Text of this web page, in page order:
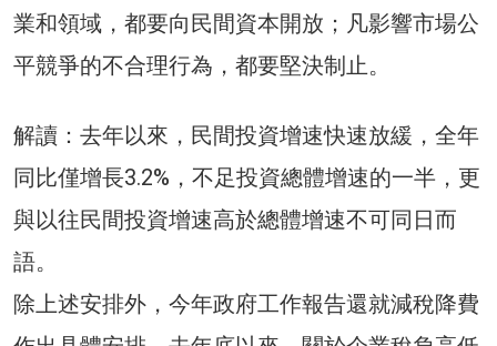
業和領域，都要向民間資本開放；凡影響市場公
平競爭的不合理行為，都要堅決制止。
解讀：去年以來，民間投資增速快速放緩，全年
同比僅增長3.2%，不足投資總體增速的一半，更
與以往民間投資增速高於總體增速不可同日而
語。
除上述安排外，今年政府工作報告還就減稅降費